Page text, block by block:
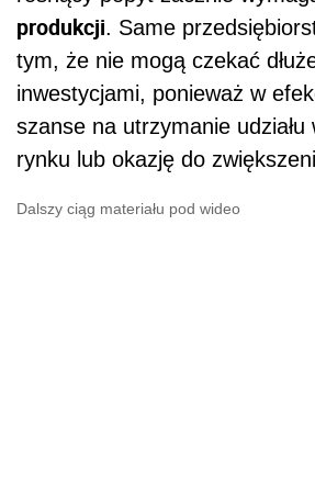
produkcji. Same
tym, że nie mogą czekać
inwestycjami, ponieważ w
szanse na utrzymanie udziału
rynku lub okazję do
Dalszy ciąg materiału pod wideo